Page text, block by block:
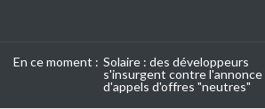
En ce moment : Solaire : des développeurs
s'insurgent contre l'annonce
d'appels d'offres "neutres"